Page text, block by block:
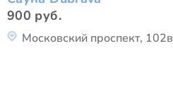
900 руб.
Московский проспект, 102в